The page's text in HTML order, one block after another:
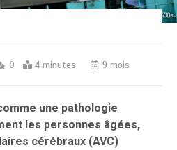
0 4 minutes 9 mois
une pathologie
les personnes âgées,
cérébraux (AVC)